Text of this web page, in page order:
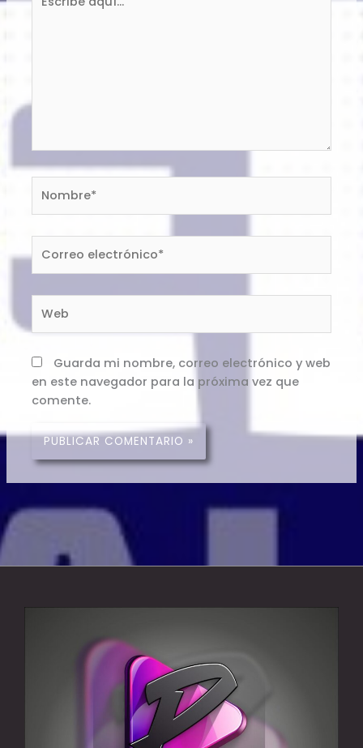
aquí...
electrónico*
Guarda mi nombre, correo electrónico y web
en este navegador para la próxima vez que
comente.